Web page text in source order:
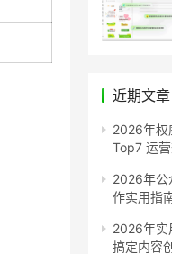
近期文章
2026年权
Top7 运
2026年公
作实用指
2026年实
搞定内容